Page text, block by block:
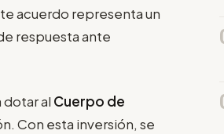
acuerdo representa un
respuesta ante
dotar al Cuerpo de
Con esta inversión, se